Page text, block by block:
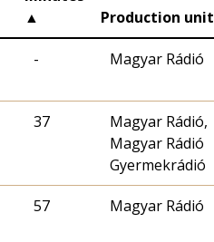
▲
Production unit
- Magyar Rádió
37
Magyar Rádió,
Magyar Rádió
Gyermekrádió
57 Magyar Rádió